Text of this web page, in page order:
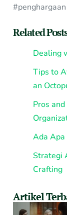
#penghargaan
Related
Dealing
Tips to
an
Pros
Ada Apa
Strategi
Crafting
Artikel